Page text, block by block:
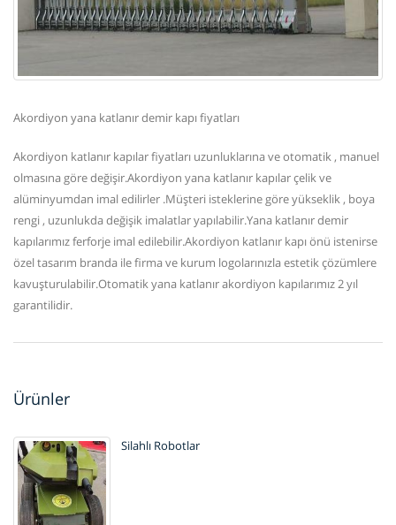
Akordiyon yana katlanır demir kapı fiyatları
Akordiyon katlanır kapılar fiyatları uzunluklarına ve otomatik , manuel
olmasına göre değişir.Akordiyon yana katlanır kapılar çelik ve
alüminyumdan imal edilirler .Müşteri isteklerine göre yükseklik , boya
rengi , uzunlukda değişik imalatlar yapılabilir.Yana katlanır demir
kapılarımız ferforje imal edilebilir.Akordiyon katlanır kapı önü istenirse
özel tasarım branda ile firma ve kurum logolarınızla estetik çözümlere
kavuşturulabilir.Otomatik yana katlanır akordiyon kapılarımız 2 yıl
garantilidir.
Ürünler
Silahlı Robotlar